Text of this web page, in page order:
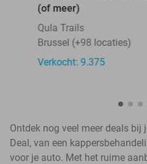
(of meer)
Qula Trails
Brussel (+98 locaties)
Verkocht: 9.375
Ontdek nog veel meer deals
Deal, van een
voor je auto. Met het ruime